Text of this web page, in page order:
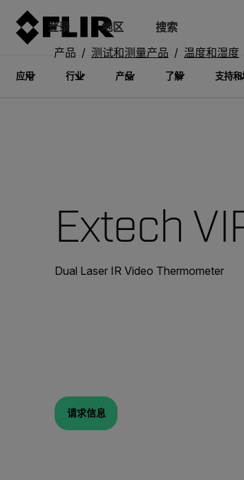
登录 地区 搜索
应用 行业 产品 了解 支持和
产品 测试和测量产品 温度和湿度
Extech
Dual Laser IR Video Thermometer
请求信息